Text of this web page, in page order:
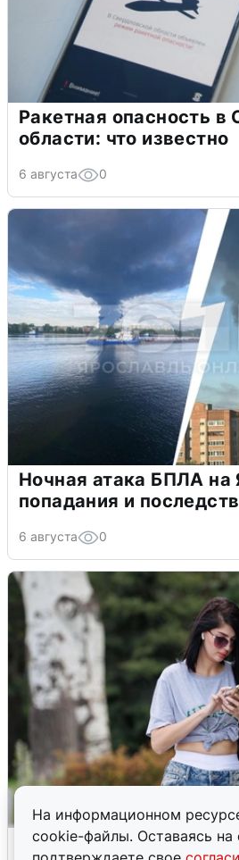
На информационном
cookie-файлы. Оставаясь на
Ракетная опасность в
области: что известно
6 августа 0
Ночная атака БПЛА на
попадания и
6 августа 0
Волгоградцы